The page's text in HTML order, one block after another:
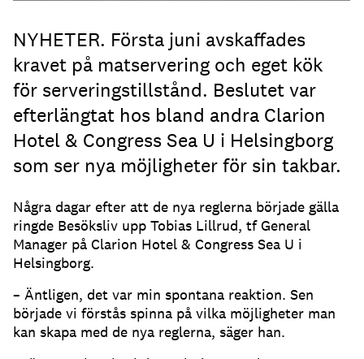
NYHETER. Första juni avskaffades
kravet på matservering och eget kök
för serveringstillstånd. Beslutet var
efterlängtat hos bland andra Clarion
Hotel & Congress Sea U i Helsingborg
som ser nya möjligheter för sin takbar.
Några dagar efter att de nya reglerna började gälla
ringde Besöksliv upp Tobias Lillrud, tf General
Manager på Clarion Hotel & Congress Sea U i
Helsingborg.
– Äntligen, det var min spontana reaktion. Sen
började vi förstås spinna på vilka möjligheter man
kan skapa med de nya reglerna, säger han.